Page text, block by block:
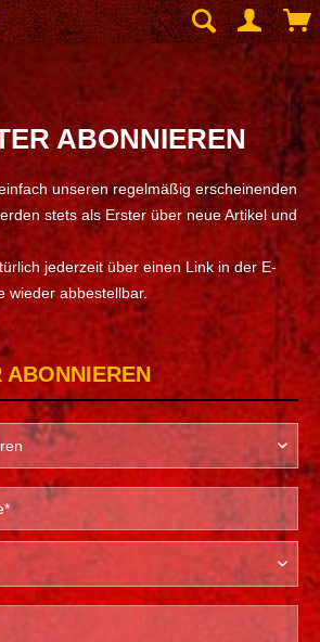
ABONNIEREN
unseren regelmäßig erscheinenden
stets als Erster über neue Artikel und
jederzeit über einen Link in der E-
wieder abbestellbar.
ABONNIEREN